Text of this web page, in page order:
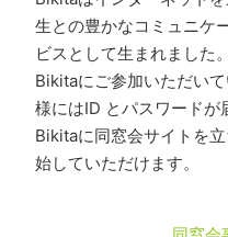
生との豊かなコミュニケ
ビスとして生まれました。
Bikitaにご参加いただい
様にはID とパスワード
Bikitaに同窓会サイトを
始していただけます。